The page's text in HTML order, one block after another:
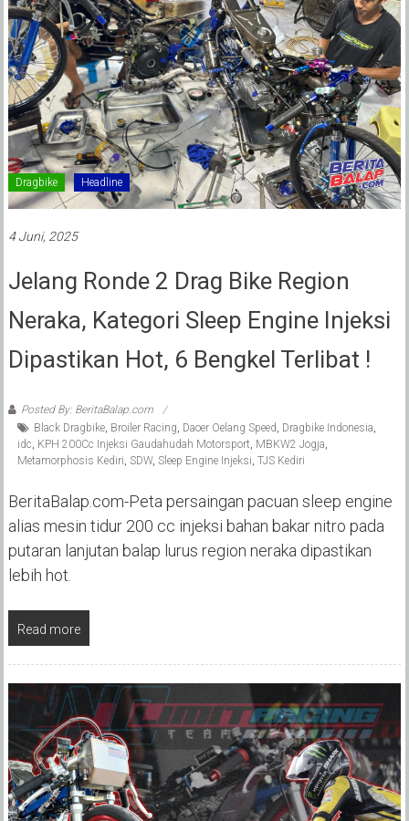
Dragbike Headline
4 Juni, 2025
Jelang Ronde 2 Drag Bike Region
Neraka, Kategori Sleep Engine Injeksi
Dipastikan Hot, 6 Bengkel Terlibat !
Posted By: BeritaBalap.com
Black Dragbike, Broiler Racing, Daoer Oelang Speed, Dragbike Indonesia,
idc, KPH 200Cc Injeksi Gaudahudah Motorsport, MBKW2 Jogja,
Metamorphosis Kediri, SDW, Sleep Engine Injeksi, TJS Kediri
BeritaBalap.com-Peta persaingan pacuan sleep engine
alias mesin tidur 200 cc injeksi bahan bakar nitro pada
putaran lanjutan balap lurus region neraka dipastikan
lebih hot.
Read more